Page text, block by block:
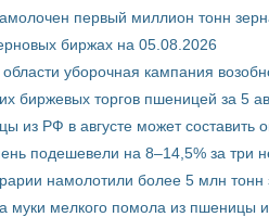
первый миллион тонн
биржах на 05.08.2026
уборочная кампания
биржевых торгов пшеницей за 5
из РФ в августе может составить
подешевели на 8–14,5% за три
намолотили более 5 млн тонн
муки мелкого помола из пшеницы